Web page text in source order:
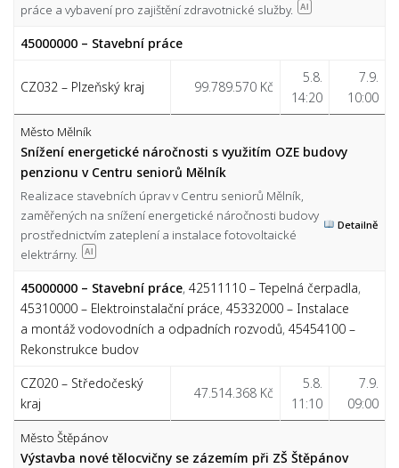
práce a vybavení pro zajištění zdravotnické služby.
AI
45000000 – Stavební práce
CZ032 – Plzeňský kraj 99.789.570 Kč
5.8.
14:20
7.9.
10:00
Město Mělník
Snížení energetické náročnosti s využitím OZE budovy
penzionu v Centru seniorů Mělník
Realizace stavebních úprav v Centru seniorů Mělník,
zaměřených na snížení energetické náročnosti budovy
prostřednictvím zateplení a instalace fotovoltaické
elektrárny.
AI
Detailně
45000000 – Stavební práce, 42511110 – Tepelná čerpadla,
45310000 – Elektroinstalační práce, 45332000 – Instalace
a montáž vodovodních a odpadních rozvodů, 45454100 –
Rekonstrukce budov
CZ020 – Středočeský
kraj
47.514.368 Kč
5.8.
11:10
7.9.
09:00
Město Štěpánov
Výstavba nové tělocvičny se zázemím při ZŠ Štěpánov